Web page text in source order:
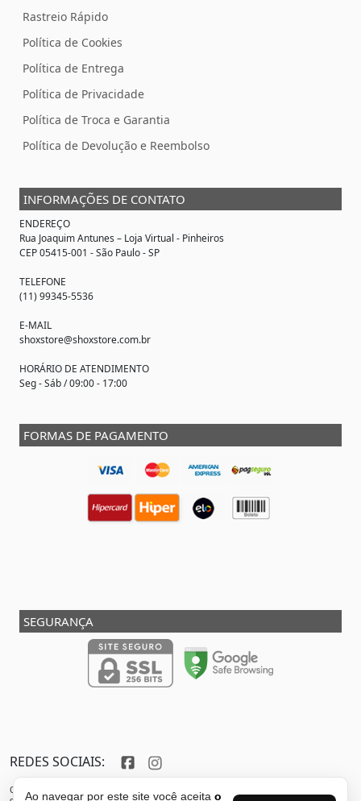
Rastreio Rápido
Política de Cookies
Política de Entrega
Política de Privacidade
Política de Troca e Garantia
Política de Devolução e Reembolso
INFORMAÇÕES DE CONTATO
ENDEREÇO
Rua Joaquim Antunes – Loja Virtual - Pinheiros
CEP 05415-001 - São Paulo - SP
TELEFONE
(11) 99345-5536
E-MAIL
shoxstore@shoxstore.com.br
HORÁRIO DE ATENDIMENTO
Seg - Sáb / 09:00 - 17:00
FORMAS DE PAGAMENTO
SEGURANÇA
REDES SOCIAIS:
Copyright © 2013 - 2026 - SHOX STORE DO BRASIL - Marca pertencente à VFR SPORTS E
Ao navegar por este site você aceita o